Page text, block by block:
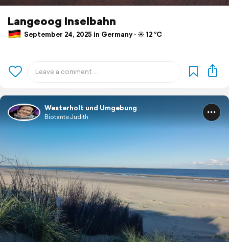
Langeoog Inselbahn
September 24, 2025 in Germany ⋅ ☀️ 12 °C
Westerholt und Umgebung
BiotanteJudith